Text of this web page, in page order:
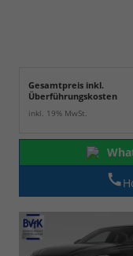
Gesamtpreis inkl.
Überführungskosten
inkl. 19% MwSt.